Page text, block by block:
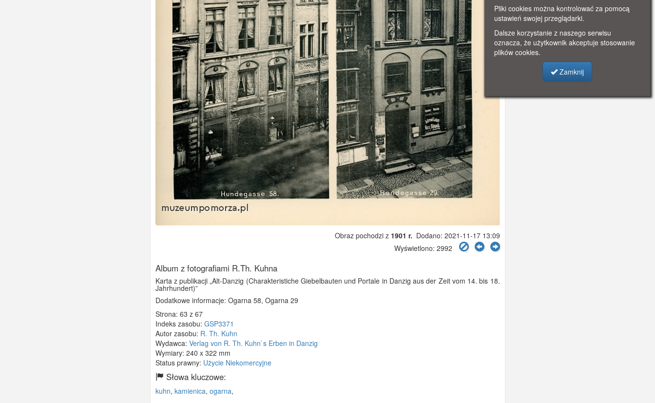
Obraz pochodzi z 1901 r. Dodano: 2021-11-17 13:09
Wyświetlono: 2992
Album z fotografiami R.Th. Kuhna
Karta z publikacji „Alt-Danzig (Charakteristiche Giebelbauten und Portale in Danzig aus der Zeit vom 14. bis 18.
Jahrhundert)”
Dodatkowe informacje: Ogarna 58, Ogarna 29
Strona: 63 z 67
Indeks zasobu: GSP3371
Autor zasobu: R. Th. Kuhn
Wydawca: Verlag von R. Th. Kuhn`s Erben in Danzig
Wymiary: 240 x 322 mm
Status prawny: Użycie Niekomercyjne
Słowa kluczowe:
kuhn, kamienica, ogarna,
Pliki cookies można kontrolować za pomocą
ustawień swojej przeglądarki.
Dalsze korzystanie z naszego serwisu
oznacza, że użytkownik akceptuje stosowanie
plików cookies.
Zamknij